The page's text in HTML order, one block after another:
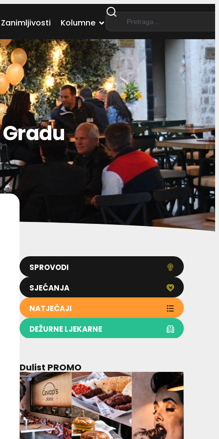
Zanimljivosti Kolumne
SPROVODI
SJEĆANJA
NATJEČAJI
DEŽURNE LJEKARNE
Dulist PROMO